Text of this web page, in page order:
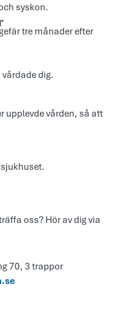
syskon.
tre månader efter
dig.
upplevde vården, så att
oss? Hör av dig via
70, 3 trappor